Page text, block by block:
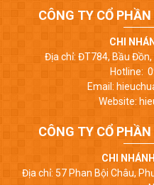
CÔNG TY CỔ
CHI
Địa chỉ: ĐT784, Bầu Đồn,
Hotline:
Email:
Website:
CÔNG TY CỔ
CHI
Địa chỉ: 57 Phan Bội Châu,